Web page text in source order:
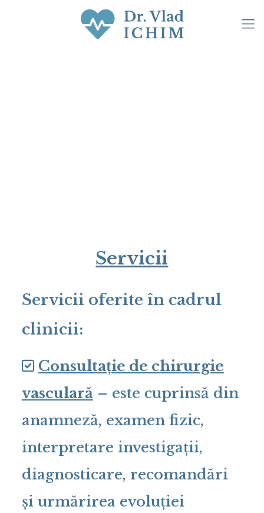
Servicii
Servicii oferite în cadrul
clinicii:
Consultație de chirurgie
vasculară– este cuprinsă din
anamneză, examen fizic,
interpretare investigații,
diagnosticare, recomandări
și urmărirea evoluției